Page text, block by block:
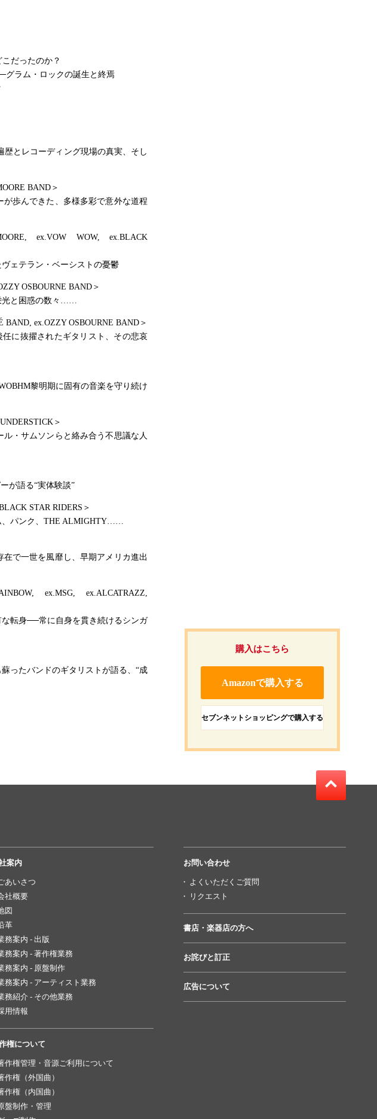
だったのか？
グラム・ロックの誕生と終焉
とレコーディング現場の真実、そし
BAND＞
歩んできた、多様多彩で意外な道程
ex.VOW WOW, ex.BLACK
ェテラン・ベーシストの憂鬱
OSBOURNE BAND＞
光と困惑の数々……
ex.OZZY OSBOURNE BAND＞
に抜擢されたギタリスト、その悲哀
黎明期に固有の音楽を守り続け
＞
・サムソンらと絡み合う不思議な人
が語る“実体験談”
STAR RIDERS＞
、パンク、THE ALMIGHTY……
で一世を風靡し、早期アメリカ進出
ex.MSG, ex.ALCATRAZZ,
転身──常に自身を貫き続けるシンガ
ったバンドのギタリストが語る、“成
購入はこちら
Amazonで購入する
セブンネットショッピングで購入する
案内
あいさつ
社概要
図
革
務案内 - 出版
務案内 - 著作権業務
務案内 - 原盤制作
務案内 - アーティスト業務
務紹介 - その他業務
用情報
権について
作権管理・音源ご利用について
作権（外国曲）
作権（内国曲）
盤制作・管理
お問い合わせ
よくいただくご質問
リクエスト
書店・楽器店の方へ
お詫びと訂正
広告について